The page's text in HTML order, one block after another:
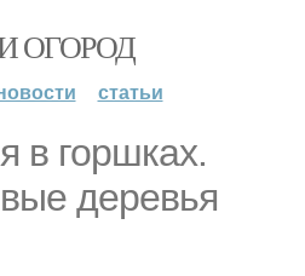
ОГОРОД
статьи
в горшках.
деревья